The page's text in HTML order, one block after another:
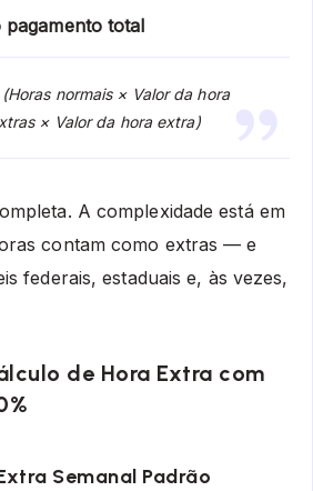
pagamento total
normais × Valor da hora
× Valor da hora extra)
A complexidade está em
contam como extras — e
federais, estaduais e, às vezes,
de Hora Extra com
Semanal Padrão